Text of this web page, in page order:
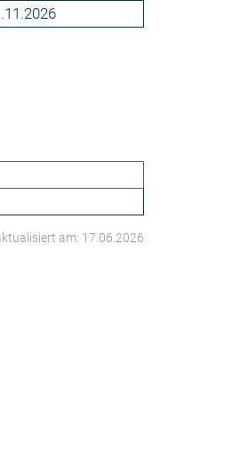
am: 17.06.2026